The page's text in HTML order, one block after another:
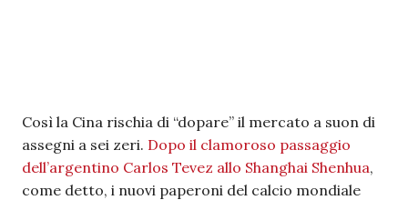
Così la Cina rischia di “dopare” il mercato a suon di
assegni a sei zeri. Dopo il clamoroso passaggio
dell’argentino Carlos Tevez allo Shanghai Shenhua,
come detto, i nuovi paperoni del calcio mondiale